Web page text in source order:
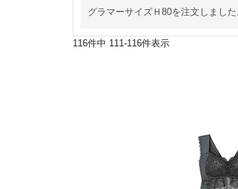
グラマーサイズＨ80を注文しまし
116件中 111 -116件表示